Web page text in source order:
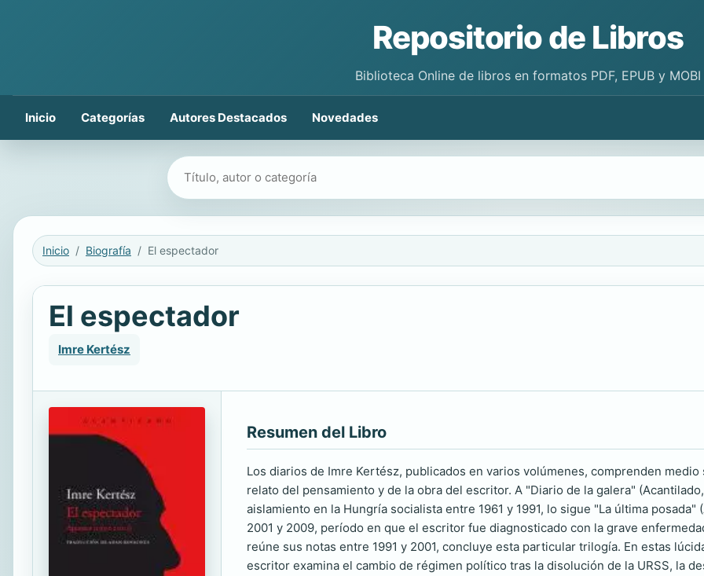
Repositorio de Libros
Biblioteca Online de libros en formatos PDF, EPUB y MOBI
Inicio Categorías Autores Destacados Novedades
Buscar libros
Inicio Biografía El espectador
El espectador
Imre Kertész
Resumen del Libro
Los diarios de Imre Kertész, publicados en varios volúmenes, comprenden
relato del pensamiento y de la obra del escritor. A "Diario de la galera"
aislamiento en la Hungría socialista entre 1961 y 1991, lo sigue "La última
2001 y 2009, período en que el escritor fue diagnosticado con la grave
reúne sus notas entre 1991 y 2001, concluye esta particular trilogía. En estas
escritor examina el cambio de régimen político tras la disolución de la URSS, la